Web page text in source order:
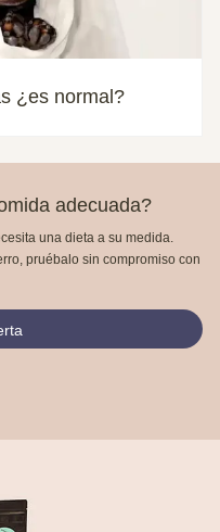
¿es normal?
adecuada?
una dieta a su medida.
pruébalo sin compromiso con